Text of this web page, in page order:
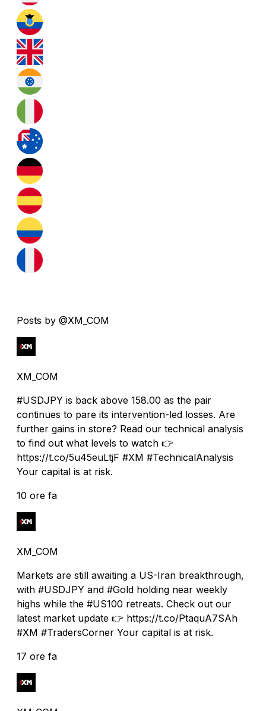
Posts by @XM_COM
XM_COM
#USDJPY is back above 158.00 as the pair
continues to pare its intervention-led losses. Are
further gains in store? Read our technical analysis
to find out what levels to watch 👉
https://t.co/5u45euLtjF #XM #TechnicalAnalysis
Your capital is at risk.
10 ore fa
XM_COM
Markets are still awaiting a US-Iran breakthrough,
with #USDJPY and #Gold holding near weekly
highs while the #US100 retreats. Check out our
latest market update 👉 https://t.co/PtaquA7SAh
#XM #TradersCorner Your capital is at risk.
17 ore fa